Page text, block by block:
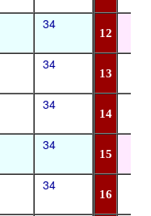
34
34
34
34
34
12
13
14
15
16